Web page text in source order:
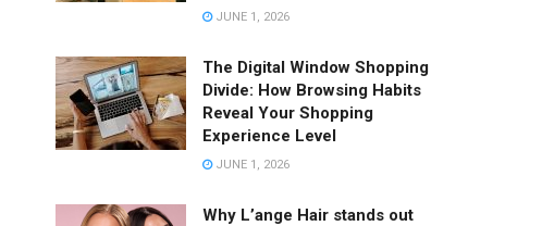
JUNE 1, 2026
The Digital Window Shopping
Divide: How Browsing Habits
Reveal Your Shopping
Experience Level
JUNE 1, 2026
Why L’ange Hair stands out